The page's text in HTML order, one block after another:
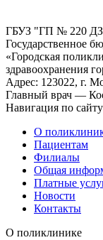
ГБУЗ "ГП № 220
Государственное
«Городская
здравоохранения
Адрес: 123022, г.
Главный врач —
Навигация по сайту
О
Пациентам
Филиалы
Общая
Платные
Новости
Контакты
О поликлинике